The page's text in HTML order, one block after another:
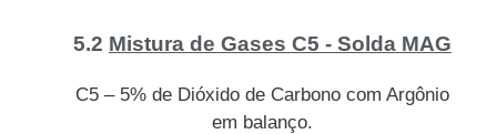
5.2 Mistura de Gases C5 - Solda MAG
C5 – 5% de Dióxido de Carbono com Argônio
em balanço.